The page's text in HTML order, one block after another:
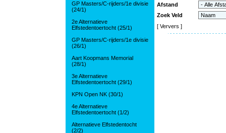
GP Masters/C-rijders/1e divisie
(24/1)
2e Alternatieve
Elfstedentoertocht (25/1)
GP Masters/C-rijders/1e divisie
(26/1)
Aart Koopmans Memorial
(28/1)
3e Alternatieve
Elfstedentoertocht (29/1)
KPN Open NK (30/1)
4e Alternatieve
Elfstedentoertocht (1/2)
Alternatieve Elfstedentocht
(2/2)
Afstand
Zoek Veld
[ Ververs ]